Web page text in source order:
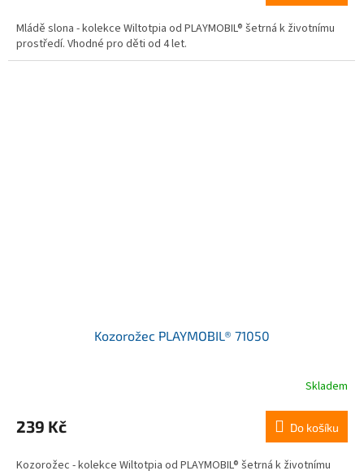
Mládě slona - kolekce Wiltotpia od PLAYMOBIL® šetrná k životnímu
prostředí. Vhodné pro děti od 4 let.
Kozorožec PLAYMOBIL® 71050
Skladem
239 Kč Do košíku
Kozorožec - kolekce Wiltotpia od PLAYMOBIL® šetrná k životnímu